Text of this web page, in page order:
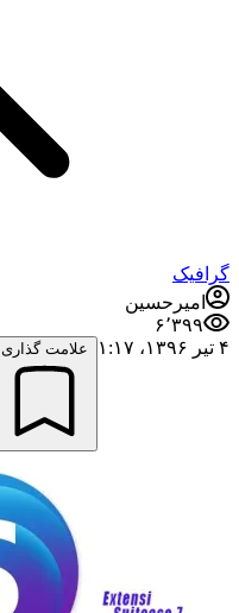
گرافیک
امیرحسین
۶٬۳۹۹
۴ تیر ۱۳۹۶،‏ ۱:۱۷
علامت گذاری